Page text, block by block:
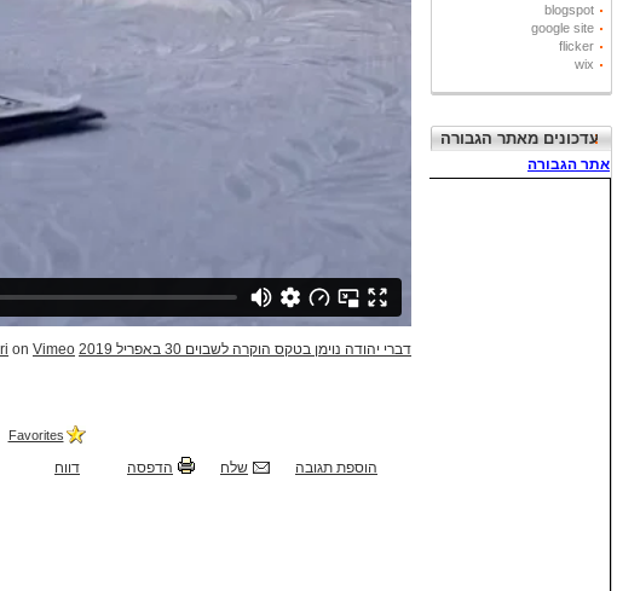
blogspot
google site
flicker
wix
עדכונים מאתר הגבורה
דברי יהודה נוימן בטקס הוקרה לשבוים 30 באפריל 2019 on Vimeo
Favorites
הוספת תגובה שלח הדפסה דווח